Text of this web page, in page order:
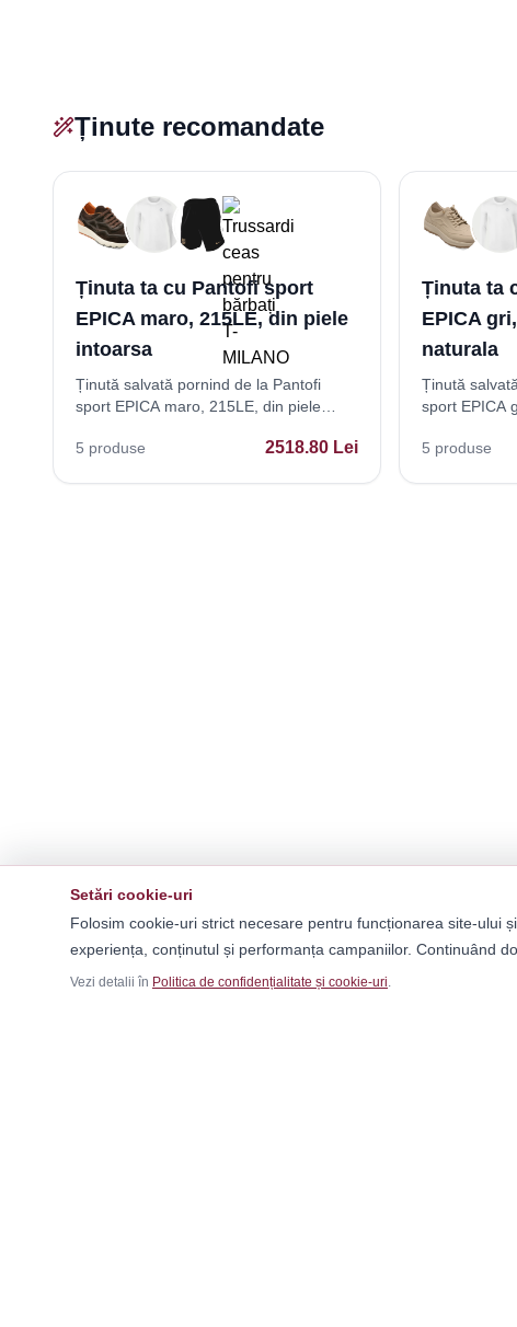
Ținute recomandate
Ținuta ta cu Pantofi sport
EPICA maro, 215LE, din piele
intoarsa
Ținută salvată pornind de la Pantofi
sport EPICA maro, 215LE, din piele
5 produse 2518.80 Lei
Ținuta ta
EPICA
naturala
Ținută
sport EPICA
5 produse
Setări cookie-uri
Folosim cookie-uri strict necesare pentru funcționarea site-ului
experiența, conținutul și performanța campaniilor. Continuând
Vezi detalii în Politica de confidențialitate și cookie-uri.